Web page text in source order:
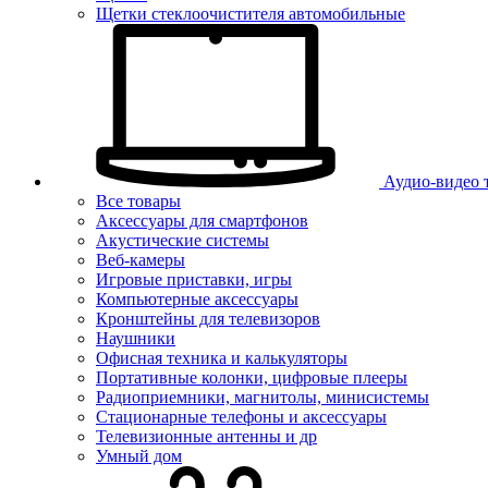
Щетки стеклоочистителя автомобильные
Аудио-видео
Все товары
Аксессуары для смартфонов
Акустические системы
Веб-камеры
Игровые приставки, игры
Компьютерные аксессуары
Кронштейны для телевизоров
Наушники
Офисная техника и калькуляторы
Портативные колонки, цифровые плееры
Радиоприемники, магнитолы, минисистемы
Стационарные телефоны и аксессуары
Телевизионные антенны и др
Умный дом